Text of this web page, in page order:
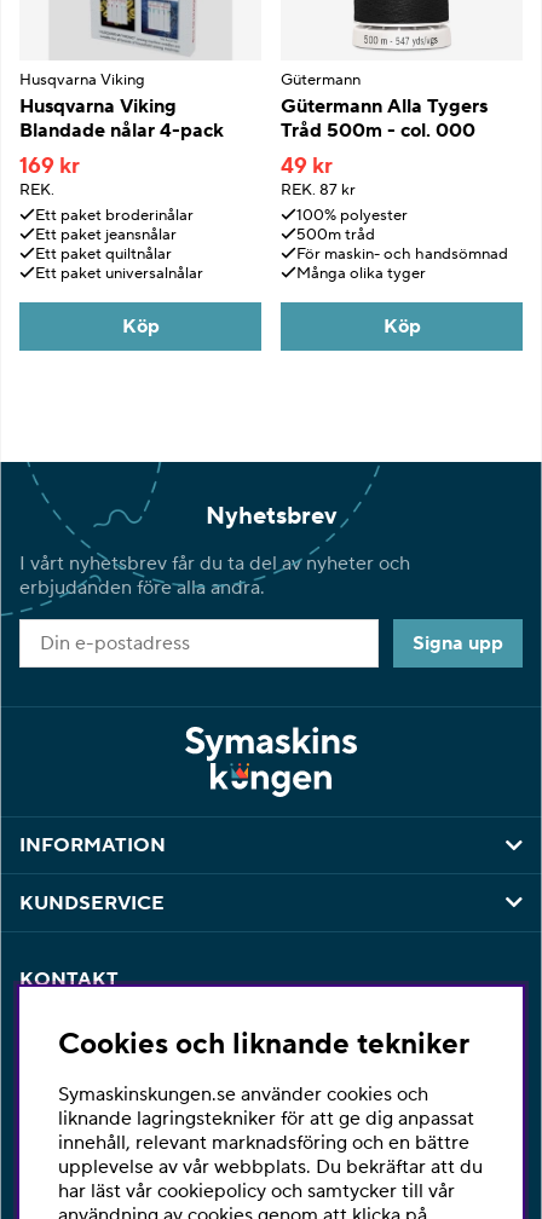
Husqvarna Viking
Husqvarna Viking
Blandade nålar 4-pack
169 kr
REK.
Ett paket broderinålar
Ett paket jeansnålar
Ett paket quiltnålar
Ett paket universalnålar
Köp
Gütermann
Gütermann Alla Tygers
Tråd 500m - col. 000
49 kr
REK. 87 kr
100% polyester
500m tråd
För maskin- och handsömnad
Många olika tyger
Köp
Nyhetsbrev
I vårt nyhetsbrev får du ta del av nyheter och
erbjudanden före alla andra.
Signa upp
INFORMATION
KUNDSERVICE
KONTAKT
beställning så är du varmt välkommen att kontakta vår
Telefon:010-2518270
E-post:kontakta@symaskinskungen.se
Ångra köp
Cookies och liknande tekniker
Symaskinskungen.se använder cookies och
liknande lagringstekniker för att ge dig anpassat
innehåll, relevant marknadsföring och en bättre
upplevelse av vår webbplats. Du bekräftar att du
har läst vår cookiepolicy och samtycker till vår